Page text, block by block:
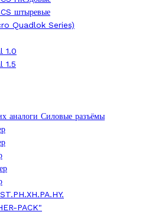
штыревые
Quadlok Series)
1.0
1.5
аналоги Силовые разъёмы
PACK"